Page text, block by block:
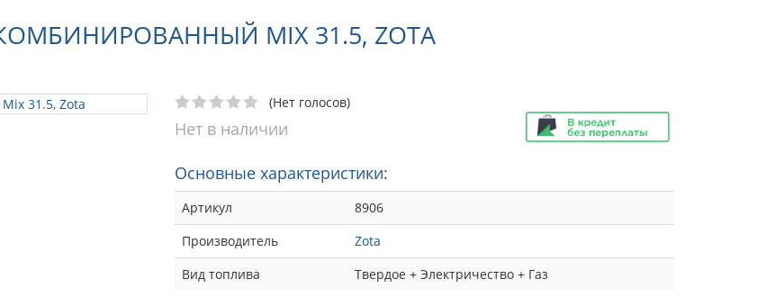
MIX 31.5, ZOTA
(Нет голосов)
Нет в наличии
Основные характеристики:
Артикул
8906
Производитель
Zota
Вид топлива
Твердое + Электричество + Газ